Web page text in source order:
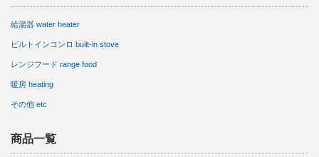
給湯器 water heater
ビルトインコンロ built-in stove
レンジフード range food
暖房 heating
その他 etc
商品一覧